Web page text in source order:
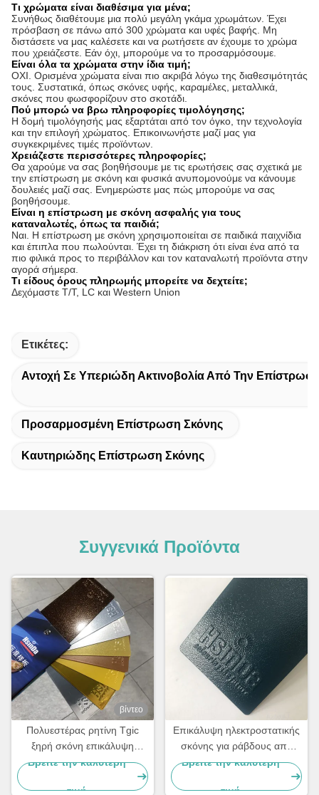
Τι χρώματα είναι διαθέσιμα για μένα;
Συνήθως διαθέτουμε μια πολύ μεγάλη γκάμα χρωμάτων. Έχει
πρόσβαση σε πάνω από 300 χρώματα και υφές βαφής. Μη
διστάσετε να μας καλέσετε και να ρωτήσετε αν έχουμε το χρώμα
που χρειάζεστε. Εάν όχι, μπορούμε να το προσαρμόσουμε.
Είναι όλα τα χρώματα στην ίδια τιμή;
ΟΧΙ. Ορισμένα χρώματα είναι πιο ακριβά λόγω της διαθεσιμότητάς
τους. Συστατικά, όπως σκόνες υφής, καραμέλες, μεταλλικά,
σκόνες που φωσφορίζουν στο σκοτάδι.
Πού μπορώ να βρω πληροφορίες τιμολόγησης;
Η δομή τιμολόγησής μας εξαρτάται από τον όγκο, την τεχνολογία
και την επιλογή χρώματος. Επικοινωνήστε μαζί μας για
συγκεκριμένες τιμές προϊόντων.
Χρειάζεστε περισσότερες πληροφορίες;
Θα χαρούμε να σας βοηθήσουμε με τις ερωτήσεις σας σχετικά με
την επίστρωση με σκόνη και φυσικά ανυπομονούμε να κάνουμε
δουλειές μαζί σας. Ενημερώστε μας πώς μπορούμε να σας
βοηθήσουμε.
Είναι η επίστρωση με σκόνη ασφαλής για τους
καταναλωτές, όπως τα παιδιά;
Ναι. Η επίστρωση με σκόνη χρησιμοποιείται σε παιδικά παιχνίδια
και έπιπλα που πωλούνται. Έχει τη διάκριση ότι είναι ένα από τα
πιο φιλικά προς το περιβάλλον και τον καταναλωτή προϊόντα στην
αγορά σήμερα.
Τι είδους όρους πληρωμής μπορείτε να δεχτείτε;
Δεχόμαστε T/T, LC και Western Union
Ετικέτες:
Αντοχή Σε Υπεριώδη Ακτινοβολία Από Την
Προσαρμοσμένη Επίστρωση Σκόνης
Καυτηριώδης Επίστρωση Σκόνης
Συγγενικά Προϊόντα
βίντεο
Πολυεστέρας ρητίνη Tgic
ξηρή σκόνη επικάλυψη
αντοχή σε υπεριώδη
θερμότητα
Βρείτε την καλύτερη
τιμή
Επικάλυψη ηλεκτροστατικής
σκόνης για ράβδους από
ατσάλι
Βρείτε την καλύτερη
τιμή